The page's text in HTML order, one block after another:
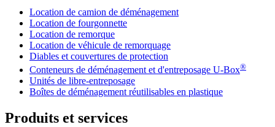
Location de camion de déménagement
Location de fourgonnette
Location de remorque
Location de véhicule de remorquage
Diables et couvertures de protection
Conteneurs de déménagement et d'entreposage U-Box®
Unités de libre-entreposage
Boîtes de déménagement réutilisables en plastique
Produits et services